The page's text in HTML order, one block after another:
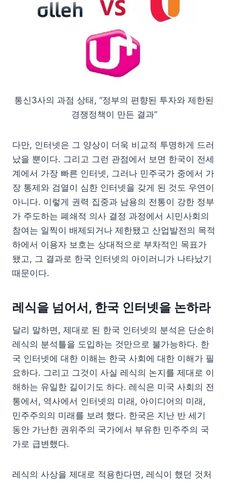
통신3사의 과점 상태, “정부의 편향된 투자와 제한된
경쟁정책이 만든 결과”
다만, 인터넷은 그 양상이 더욱 비교적 투명하게 드러
났을 뿐이다. 그리고 그런 관점에서 보면 한국이 전세
계에서 가장 빠른 인터넷, 그러나 민주국가 중에서 가
장 통제와 검열이 심한 인터넷을 갖게 된 것도 우연이
아니다. 이렇게 권력 집중과 남용의 전통이 강한 정부
가 주도하는 폐쇄적 의사 결정 과정에서 시민사회의
참여는 일찍이 배제되거나 제한됐고 산업발전의 목적
하에서 이용자 보호는 상대적으로 부차적인 목표가
됐고, 그 결과로 한국 인터넷의 아이러니가 나타났기
때문이다.
레식을 넘어서, 한국 인터넷을 논하라
달리 말하면, 제대로 된 한국 인터넷의 분석은 단순히
레식의 분석틀을 도입하는 것만으로 불가능하다. 한
국 인터넷에 대한 이해는 한국 사회에 대한 이해가 필
요하다. 그리고 그것이 사실 레식의 논지를 제대로 이
해하는 유일한 길이기도 하다. 레식은 미국 사회의 전
통에서, 역사에서 인터넷의 미래, 아이디어의 미래,
민주주의의 미래를 보려 했다. 한국은 지난 반 세기
동안 가난한 권위주의 국가에서 부유한 민주주의 국
가로 급변했다.
레식의 사상을 제대로 적용한다면, 레식이 했던 것처